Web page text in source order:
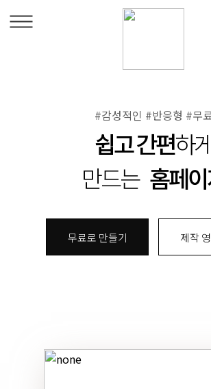
#감성적인 #반응형 #무
쉽고 간편하
만드는 홈페
무료로 만들기 제작